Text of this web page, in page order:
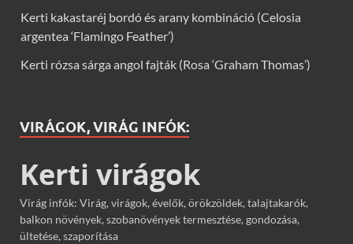
Kerti kakastaréj bordó és arany kombináció (Celosia
argentea ‘Flamingo Feather’)
Kerti rózsa sárga angol fajták (Rosa ‘Graham Thomas’)
VIRÁGOK, VIRÁG INFÓK:
Kerti virágok
Virág infók: Virág, virágok, évelők, örökzöldek, talajtakarók,
balkon növények, szobanövények termesztése, gondozása,
ültetése, szaporítása